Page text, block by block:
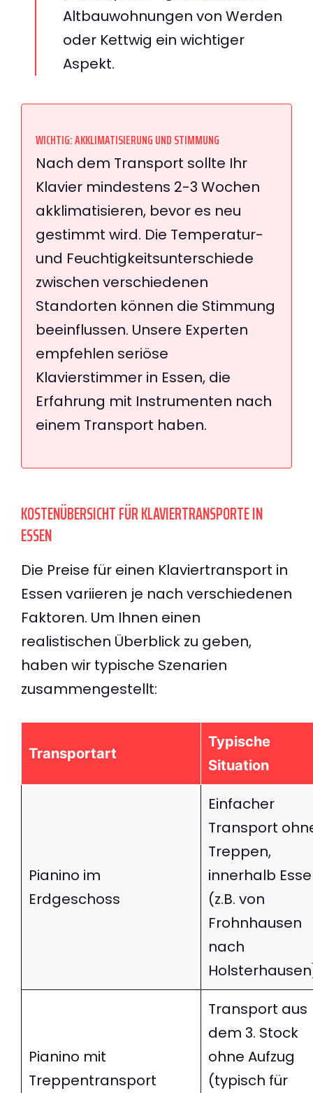
Altbauwohnungen von Werden
oder Kettwig ein wichtiger
Aspekt.
WICHTIG: AKKLIMATISIERUNG UND STIMMUNG
Nach dem Transport sollte Ihr
Klavier mindestens 2-3 Wochen
akklimatisieren, bevor es neu
gestimmt wird. Die Temperatur-
und Feuchtigkeitsunterschiede
zwischen verschiedenen
Standorten können die Stimmung
beeinflussen. Unsere Experten
empfehlen seriöse
Klavierstimmer in Essen, die
Erfahrung mit Instrumenten nach
einem Transport haben.
KOSTENÜBERSICHT FÜR KLAVIERTRANSPORTE IN
ESSEN
Die Preise für einen Klaviertransport in
Essen variieren je nach verschiedenen
Faktoren. Um Ihnen einen
realistischen Überblick zu geben,
haben wir typische Szenarien
zusammengestellt:
Transportart
Typische
Situation
Pianino im
Erdgeschoss
Einfacher
Transport
Treppen,
innerhalb
(z.B. von
Frohnhausen
nach
Pianino mit
Treppentransport
Transport aus
dem 3. Stock
ohne Aufzug
(typisch für